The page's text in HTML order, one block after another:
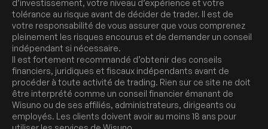
d’investissement, votre niveau d’expérience et votre
tolérance au risque avant de décider de trader. Il est de
votre responsabilité de vous assurer que vous comprenez
pleinement les risques encourus et de demander un conseil
indépendant si nécessaire.
Il est fortement recommandé d’obtenir des conseils
financiers, juridiques et fiscaux indépendants avant de
procéder à toute activité de trading. Rien sur ce site ne doit
être interprété comme un conseil financier émanant de
Wisuno ou de ses affiliés, administrateurs, dirigeants ou
employés. Les clients doivent avoir au moins 18 ans pour